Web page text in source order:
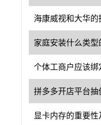
家庭安装什么类
拼多多开店平台抽
显卡内存的重要